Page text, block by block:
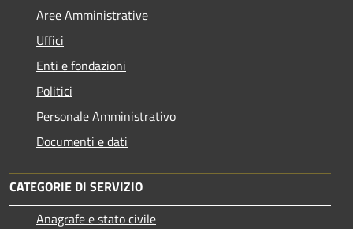
Aree Amministrative
Uffici
Enti e fondazioni
Politici
Personale Amministrativo
Documenti e dati
CATEGORIE DI SERVIZIO
Anagrafe e stato civile